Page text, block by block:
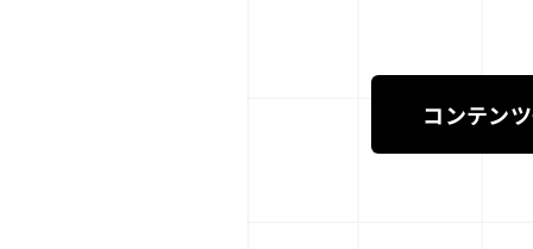
コンテン